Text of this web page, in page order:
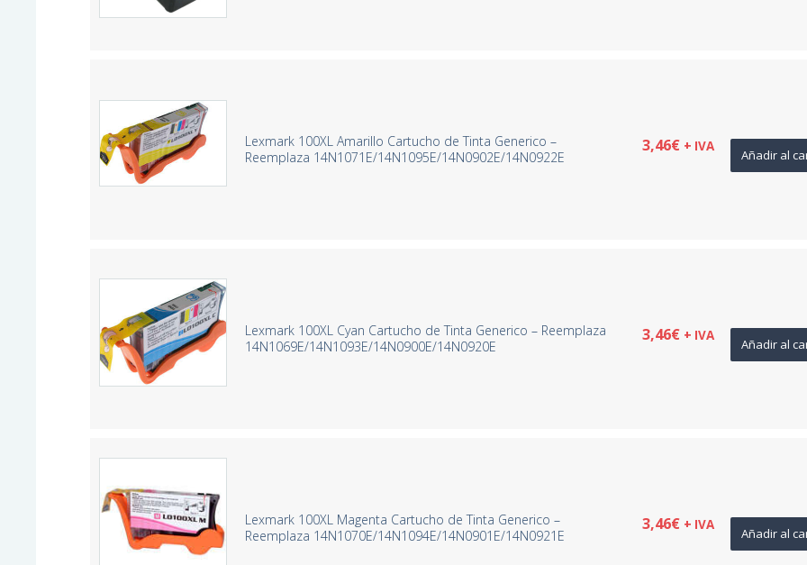
Lexmark 100XL Amarillo Cartucho de Tinta Generico –
Reemplaza 14N1071E/14N1095E/14N0902E/14N0922E
3,46€ + IVA
Añadir al
Lexmark 100XL Cyan Cartucho de Tinta Generico – Reemplaza
14N1069E/14N1093E/14N0900E/14N0920E
3,46€ + IVA
Añadir al
Lexmark 100XL Magenta Cartucho de Tinta Generico –
Reemplaza 14N1070E/14N1094E/14N0901E/14N0921E
3,46€ + IVA
Añadir al